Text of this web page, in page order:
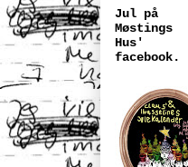
Jul på
Møstings
Hus'
facebook.